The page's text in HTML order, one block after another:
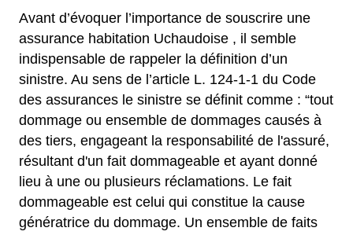
Avant d’évoquer l’importance de souscrire une
assurance habitation Uchaudoise , il semble
indispensable de rappeler la définition d’un
sinistre. Au sens de l’article L. 124-1-1 du Code
des assurances le sinistre se définit comme : “tout
dommage ou ensemble de dommages causés à
des tiers, engageant la responsabilité de l'assuré,
résultant d'un fait dommageable et ayant donné
lieu à une ou plusieurs réclamations. Le fait
dommageable est celui qui constitue la cause
génératrice du dommage. Un ensemble de faits